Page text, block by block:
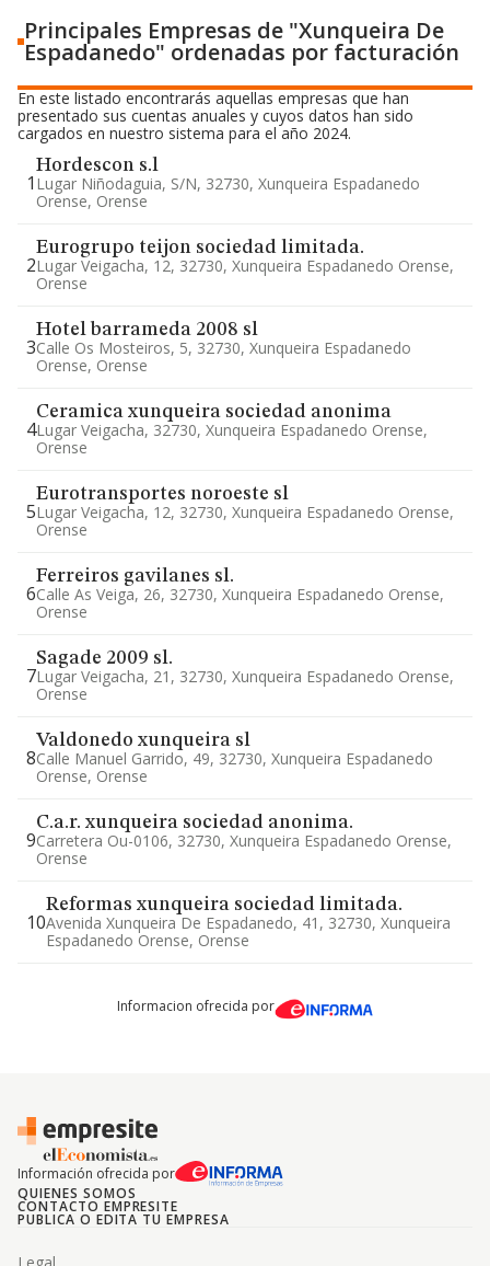
Principales Empresas de "Xunqueira De
Espadanedo" ordenadas por facturación
En este listado encontrarás aquellas empresas que han
presentado sus cuentas anuales y cuyos datos han sido
cargados en nuestro sistema para el año 2024.
1
Hordescon s.l
Lugar Niñodaguia, S/n, 32730, Xunqueira Espadanedo
Orense, Orense
2
Eurogrupo teijon sociedad limitada.
Lugar Veigacha, 12, 32730, Xunqueira Espadanedo Orense,
Orense
3
Hotel barrameda 2008 sl
Calle Os Mosteiros, 5, 32730, Xunqueira Espadanedo
Orense, Orense
4
Ceramica xunqueira sociedad anonima
Lugar Veigacha, 32730, Xunqueira Espadanedo Orense,
Orense
5
Eurotransportes noroeste sl
Lugar Veigacha, 12, 32730, Xunqueira Espadanedo Orense,
Orense
6
Ferreiros gavilanes sl.
Calle As Veiga, 26, 32730, Xunqueira Espadanedo Orense,
Orense
7
Sagade 2009 sl.
Lugar Veigacha, 21, 32730, Xunqueira Espadanedo Orense,
Orense
8
Valdonedo xunqueira sl
Calle Manuel Garrido, 49, 32730, Xunqueira Espadanedo
Orense, Orense
9
C.a.r. xunqueira sociedad anonima.
Carretera Ou-0106, 32730, Xunqueira Espadanedo Orense,
Orense
10
Reformas xunqueira sociedad limitada.
Avenida Xunqueira De Espadanedo, 41, 32730, Xunqueira
Espadanedo Orense, Orense
Informacion ofrecida por
Información ofrecida por
QUIENES SOMOS
CONTACTO EMPRESITE
PUBLICA O EDITA TU EMPRESA